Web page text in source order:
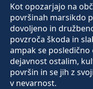
Kot opozarjajo na
površinah marsikdo
dovoljeno in
povzroča škoda in
ampak se
dejavnost ostalim,
površin in se jih z
v nevarnost.